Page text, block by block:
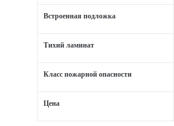
Встроенная подложка
Тихий ламинат
Класс пожарной опасности
Цена